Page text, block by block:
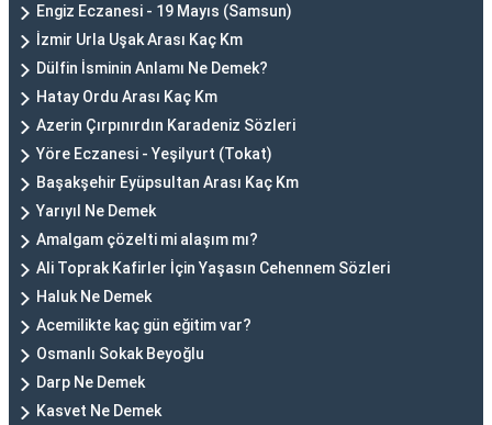
Engiz Eczanesi - 19 Mayıs (Samsun)
İzmir Urla Uşak Arası Kaç Km
Dülfin İsminin Anlamı Ne Demek?
Hatay Ordu Arası Kaç Km
Azerin Çırpınırdın Karadeniz Sözleri
Yöre Eczanesi - Yeşilyurt (Tokat)
Başakşehir Eyüpsultan Arası Kaç Km
Yarıyıl Ne Demek
Amalgam çözelti mi alaşım mı?
Ali Toprak Kafirler İçin Yaşasın Cehennem Sözleri
Haluk Ne Demek
Acemilikte kaç gün eğitim var?
Osmanlı Sokak Beyoğlu
Darp Ne Demek
Kasvet Ne Demek